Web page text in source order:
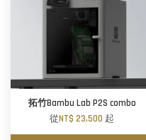
拓竹Bambu Lab P2S combo
從NT$ 23,500 起